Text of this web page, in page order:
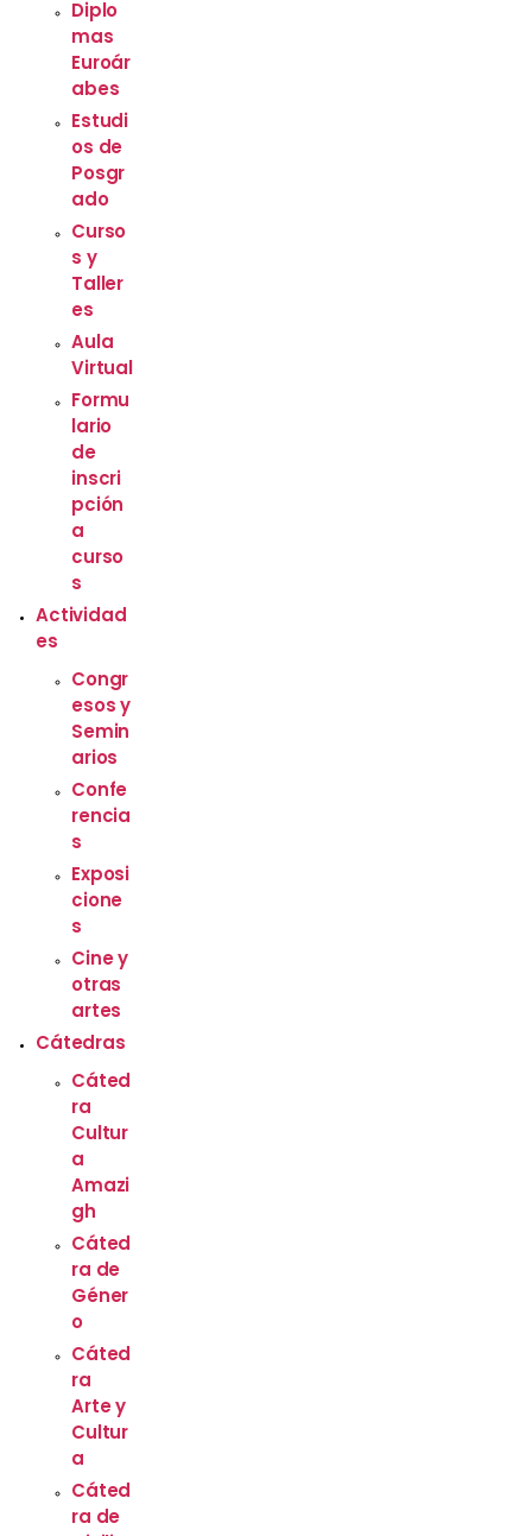
Diplo
mas
Euroár
abes
Estudi
os de
Posgr
ado
Curso
s y
Taller
es
Aula
Virtual
Formu
lario
de
inscri
pción
a
curso
s
Actividad
es
Congr
esos y
Semin
arios
Confe
rencia
s
Exposi
cione
s
Cine y
otras
artes
Cátedras
Cáted
ra
Cultur
a
Amazi
gh
Cáted
ra de
Géner
o
Cáted
ra
Arte y
Cultur
a
Cáted
ra de